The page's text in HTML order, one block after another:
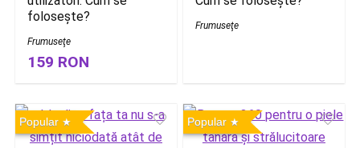
folosește?
Frumuseţe
159 RON
Frumuseţe
Popular Popular